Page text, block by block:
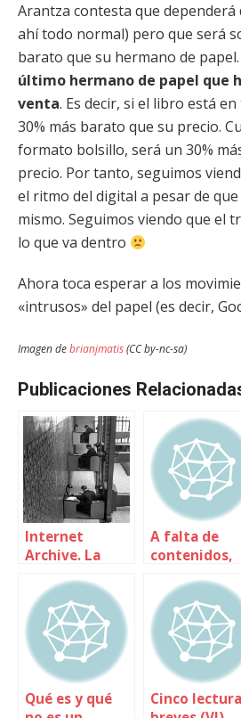
Arantza contesta que
ahí todo normal) pero que será
barato que su hermano de
último hermano de papel que
venta. Es decir, si el libro está
30% más barato que su precio.
formato bolsillo, será un 30%
precio. Por tanto, seguimos
el ritmo del digital a pesar de
mismo. Seguimos viendo que el
lo que va dentro
Ahora toca esperar a los
«intrusos» del papel (es decir,
Imagen debrianjmatis(CC by-nc-sa)
Publicaciones
Internet
Archive. La
tiempo
A falta de
contenidos,
entrevistas
Qué es y qué
Cinco